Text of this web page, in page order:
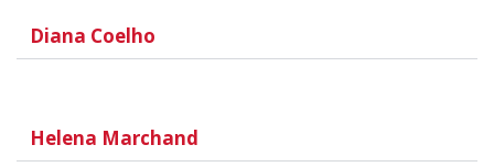
Diana Coelho
Helena Marchand